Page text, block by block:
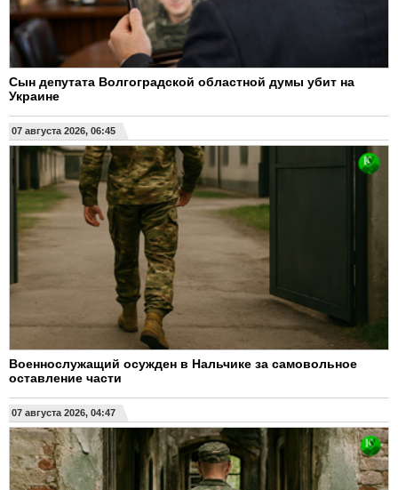
Сын депутата Волгоградской областной думы убит на
Украине
07 августа 2026, 06:45
Военнослужащий осужден в Нальчике за самовольное
оставление части
07 августа 2026, 04:47